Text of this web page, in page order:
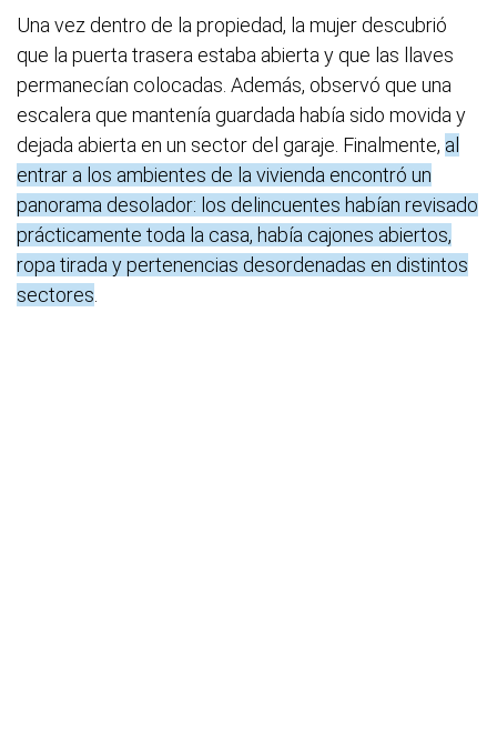
Una vez dentro de la propiedad, la mujer descubrió
que la puerta trasera estaba abierta y que las llaves
permanecían colocadas. Además, observó que una
escalera que mantenía guardada había sido movida y
dejada abierta en un sector del garaje. Finalmente, al
entrar a los ambientes de la vivienda encontró un
panorama desolador: los delincuentes habían revisado
prácticamente toda la casa, había cajones abiertos,
ropa tirada y pertenencias desordenadas en distintos
sectores